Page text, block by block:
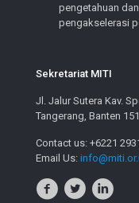
pengetahuan
pengakselerasi
Sekretariat MITI
Jl. Jalur Sutera Kav.
Tangerang, Banten
Contact us: +6221
Email Us: